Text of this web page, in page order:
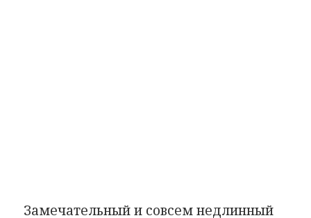
Замечательный и совсем недлинный